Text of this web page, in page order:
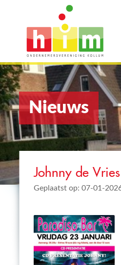
Nieuws
Johnny de
Geplaatst op: 07-01-